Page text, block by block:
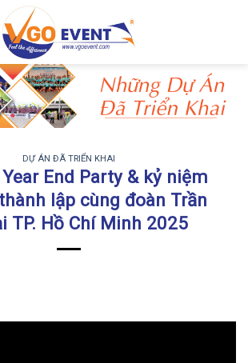
DỰ ÁN ĐÃ TRIỂN KHAI
End Party & kỷ niệm
lập cùng đoàn Trần
TP. Hồ Chí Minh 2025